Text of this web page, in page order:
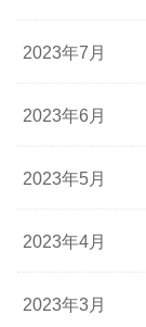
2023年7月
2023年6月
2023年5月
2023年4月
2023年3月